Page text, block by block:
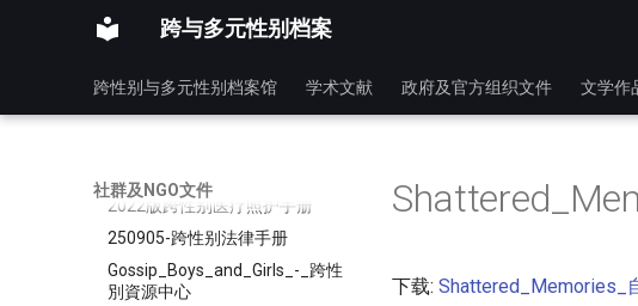
跨与多元性别档案
跨性别与多元性别档案馆 学术文献 政府及官方组织文件 文学作
社群及NGO文件
社群及NGO文件
其他组织文件
医院和医疗体系
2022版跨性别医疗照护手册
250905-跨性别法律手册
Gossip_Boys_and_Girls_-_跨性
別資源中心
下载: Shattered_Memories_